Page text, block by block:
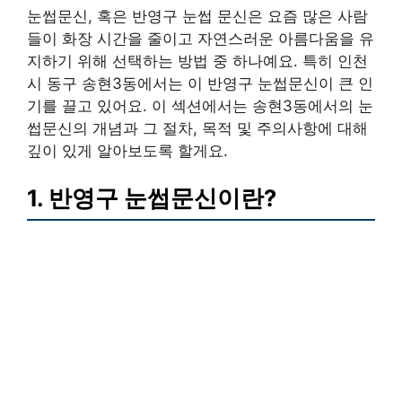
눈썹문신, 혹은 반영구 눈썹 문신은 요즘 많은 사람
들이 화장 시간을 줄이고 자연스러운 아름다움을 유
지하기 위해 선택하는 방법 중 하나예요. 특히 인천
시 동구 송현3동에서는 이 반영구 눈썹문신이 큰 인
기를 끌고 있어요. 이 섹션에서는 송현3동에서의 눈
썹문신의 개념과 그 절차, 목적 및 주의사항에 대해
깊이 있게 알아보도록 할게요.
1. 반영구 눈썹문신이란?